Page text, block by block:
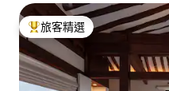
旅客精選榜首
旅客精選